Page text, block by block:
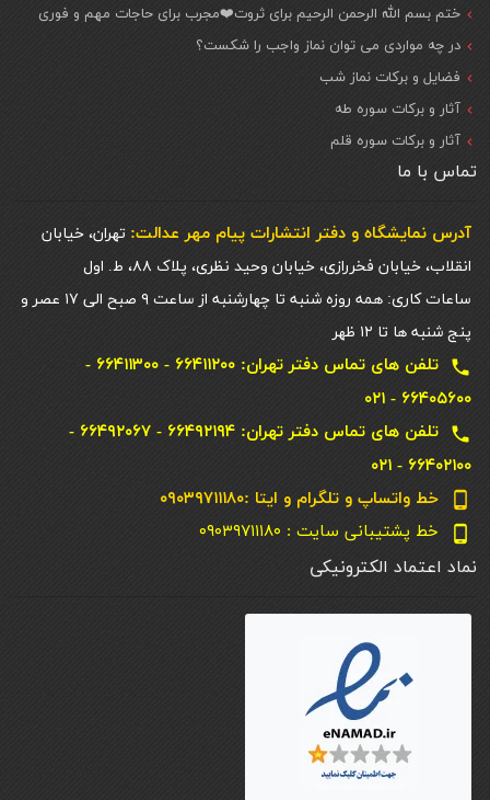
ختم بسم الله الرحمن الرحیم برای ثروت❤️مجرب برای حاجات مهم و فوری
در چه مواردی می توان نماز واجب را شکست؟
فضایل و برکات نماز شب
آثار و برکات سوره طه
آثار و برکات سوره قلم
تماس با ما
آدرس نمایشگاه و دفتر انتشارات پيام مهر عدالت: تهران، خیابان
انقلاب، خیابان فخررازی، خیابان وحید نظری، پلاک ۸۸، ط. اول
ساعات کاری: همه روزه شنبه تا چهارشنبه از ساعت ۹ صبح الی ۱۷ عصر و
پنج شنبه ها تا ۱۲ ظهر
local_phone
تلفن های تماس دفتر تهران: ۶۶۴۱۱۲۰۰ - ۶۶۴۱۱۳۰۰ -
۶۶۴۰۵۶۰۰ - ۰۲۱
local_phone
تلفن های تماس دفتر تهران: ۶۶۴۹۲۱۹۴ - ۶۶۴۹۲۰۶۷ -
۶۶۴۰۲۱۰۰ - ۰۲۱
phone_android خط واتساپ و تلگرام و ایتا :۰۹۰۳۹۷۱۱۱۸۰
phone_android خط پشتیبانی سایت : ۰۹۰۳۹۷۱۱۱۸۰
نماد اعتماد الکترونیکی